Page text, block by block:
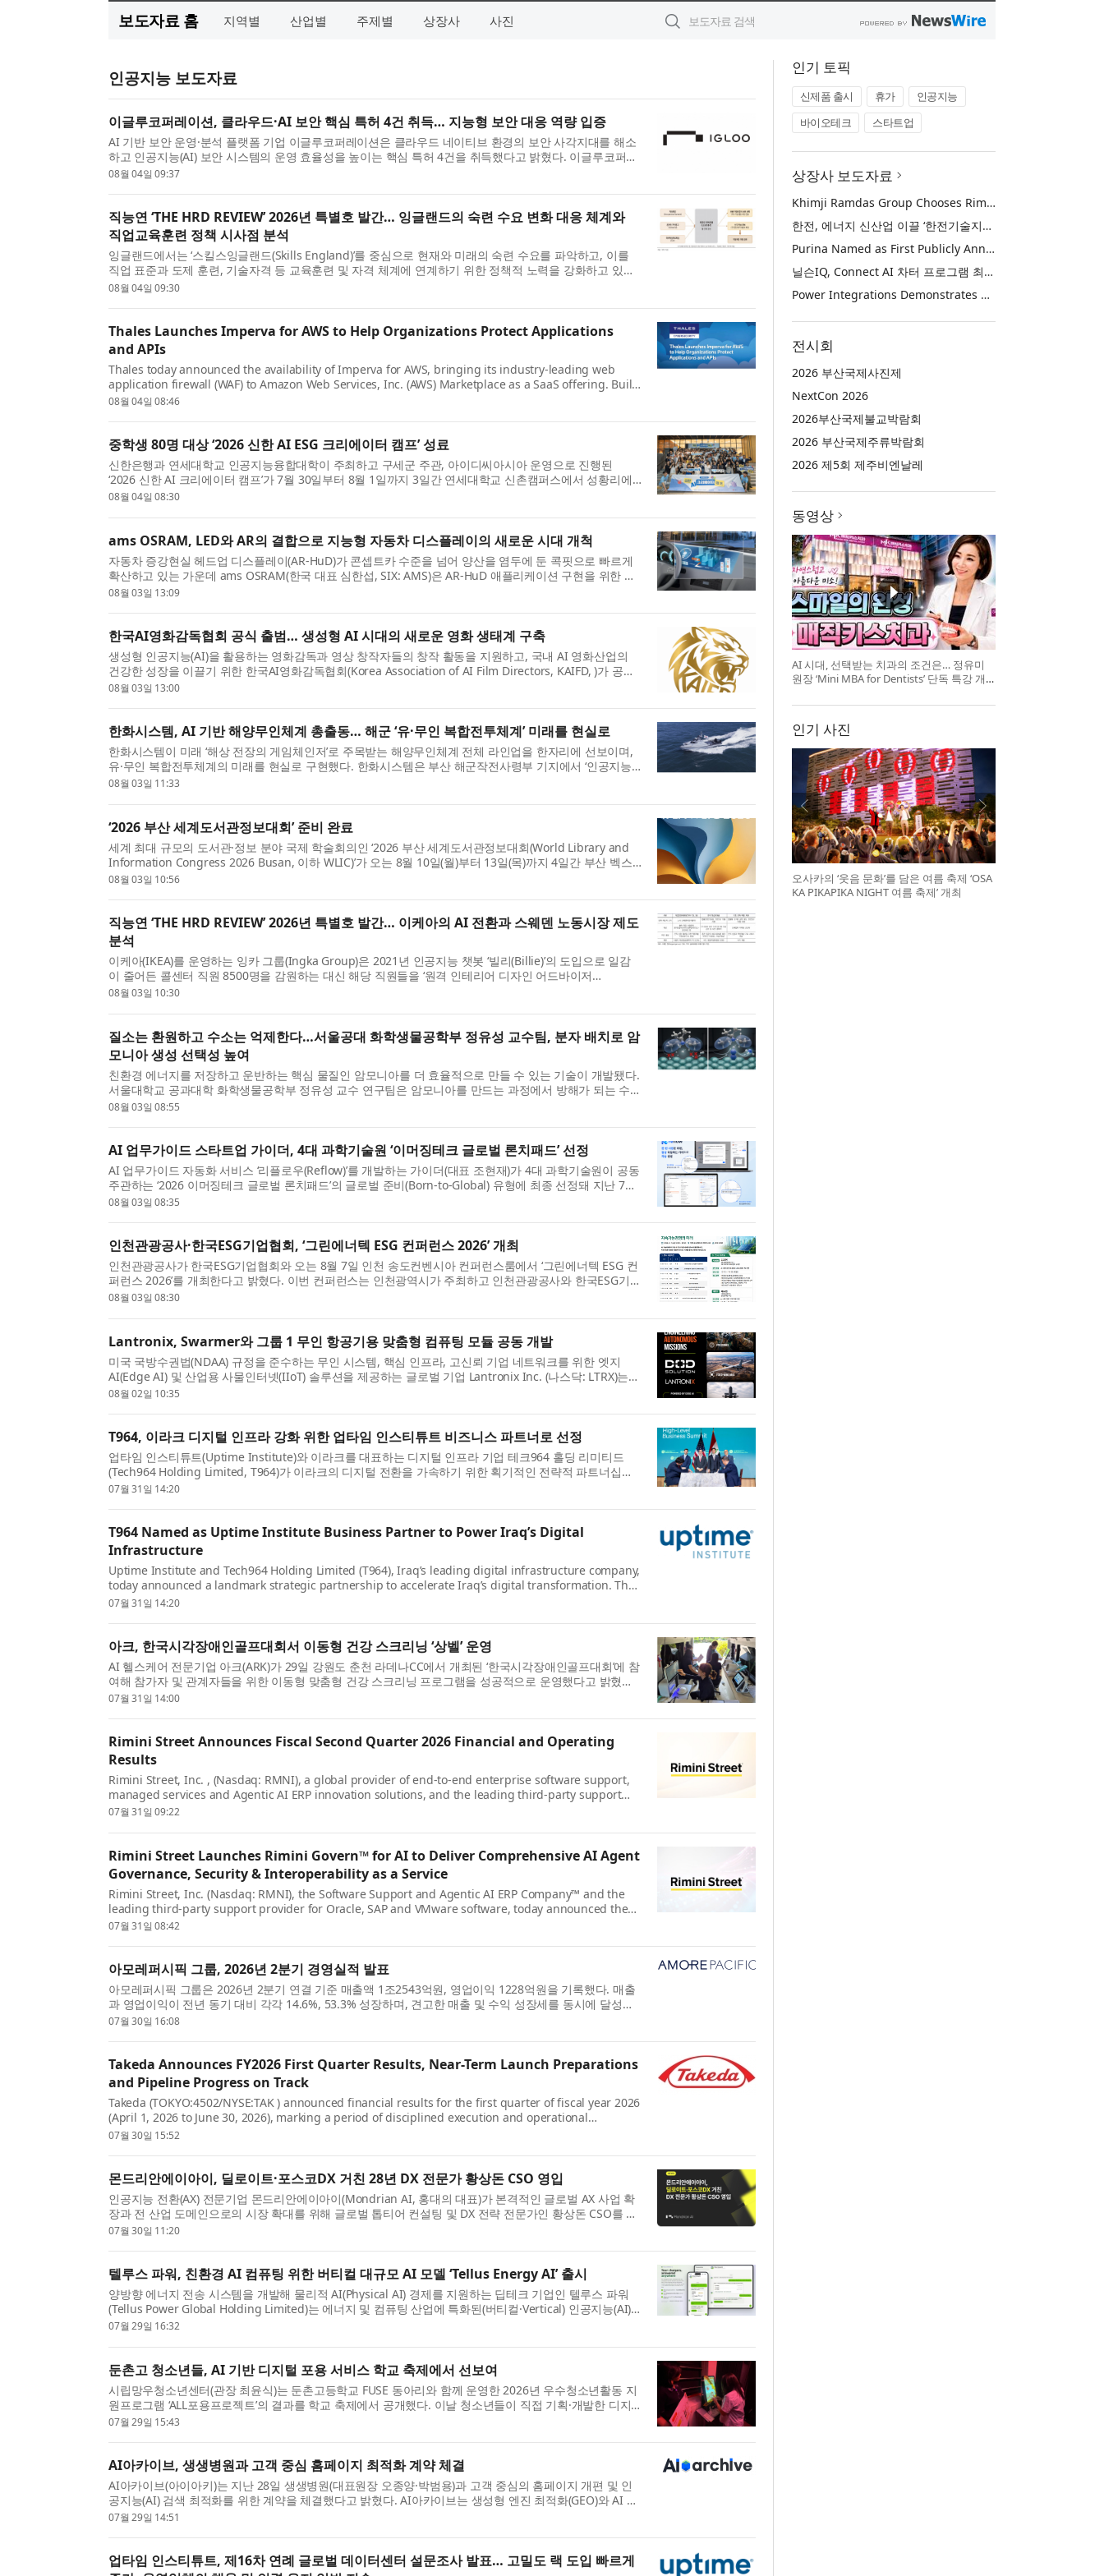
보도자료 홈 지역별 산업별 주제별 상장사 사진
인공지능 보도자료
이글루코퍼레이션, 클라우드·AI 보안 핵심 특허 4건 취득… 지능형 보안 대응 역량 입증
AI 기반 보안 운영·분석 플랫폼 기업 이글루코퍼레이션은 클라우드 네이티브 환경의 보안 사각지대를 해소
하고 인공지능(AI) 보안 시스템의 운영 효율성을 높이는 핵심 특허 4건을 취득했다고 밝혔다. 이글루코퍼레
이션은 이번에 확보한 특허 기술을 바탕으로 지능형...
08월 04일 09:37
직능연 ‘THE HRD REVIEW’ 2026년 특별호 발간… 잉글랜드의 숙련 수요 변화 대응 체계와
직업교육훈련 정책 시사점 분석
잉글랜드에서는 ‘스킬스잉글랜드(Skills England)’를 중심으로 현재와 미래의 숙련 수요를 파악하고, 이를
직업 표준과 도제 훈련, 기술자격 등 교육훈련 및 자격 체계에 연계하기 위한 정책적 노력을 강화하고 있다.
인공지능(AI)과 신기술의 확산으로 국가직무능력...
08월 04일 09:30
Thales Launches Imperva for AWS to Help Organizations Protect Applications
and APIs
Thales today announced the availability of Imperva for AWS, bringing its industry-leading web
application firewall (WAF) to Amazon Web Services, Inc. (AWS) Marketplace as a SaaS offering. Built
on key AWS services, Imperva for AWS helps organizati...
08월 04일 08:46
중학생 80명 대상 ‘2026 신한 AI ESG 크리에이터 캠프’ 성료
신한은행과 연세대학교 인공지능융합대학이 주최하고 구세군 주관, 아이디씨아시아 운영으로 진행된
‘2026 신한 AI 크리에이터 캠프’가 7월 30일부터 8월 1일까지 3일간 연세대학교 신촌캠퍼스에서 성황리에
마무리됐다. 이번 캠프에는 디지털 교육 기회가 부족한 중...
08월 04일 08:30
ams OSRAM, LED와 AR의 결합으로 지능형 자동차 디스플레이의 새로운 시대 개척
자동차 증강현실 헤드업 디스플레이(AR-HuD)가 콘셉트카 수준을 넘어 양산을 염두에 둔 콕핏으로 빠르게
확산하고 있는 가운데 ams OSRAM(한국 대표 심한섭, SIX: AMS)은 AR-HuD 애플리케이션 구현을 위한 프
로젝션 등급 RGB LED 광원 ‘OSRAM OSTAR™ Projection Comp...
08월 03일 13:09
한국AI영화감독협회 공식 출범… 생성형 AI 시대의 새로운 영화 생태계 구축
생성형 인공지능(AI)을 활용하는 영화감독과 영상 창작자들의 창작 활동을 지원하고, 국내 AI 영화산업의
건강한 성장을 이끌기 위한 한국AI영화감독협회(Korea Association of AI Film Directors, KAIFD, )가 공식
출범했다. 한국AI영화감독협회는 지난 7월 15일 서...
08월 03일 13:00
한화시스템, AI 기반 해양무인체계 총출동… 해군 ‘유·무인 복합전투체계’ 미래를 현실로
한화시스템이 미래 ‘해상 전장의 게임체인저’로 주목받는 해양무인체계 전체 라인업을 한자리에 선보이며,
유·무인 복합전투체계의 미래를 현실로 구현했다. 한화시스템은 부산 해군작전사령부 기지에서 ‘인공지능
(AI) 기반 유·무인 복합 전투체계 대(對)기뢰전’ 시...
08월 03일 11:33
‘2026 부산 세계도서관정보대회’ 준비 완료
세계 최대 규모의 도서관·정보 분야 국제 학술회의인 ‘2026 부산 세계도서관정보대회(World Library and
Information Congress 2026 Busan, 이하 WLIC)’가 오는 8월 10일(월)부터 13일(목)까지 4일간 부산 벡스
코(BEXCO)에서 개최된다. 국제도서관협회연맹(IFLA)이 ...
08월 03일 10:56
직능연 ‘THE HRD REVIEW’ 2026년 특별호 발간… 이케아의 AI 전환과 스웨덴 노동시장 제도
분석
이케아(IKEA)를 운영하는 잉카 그룹(Ingka Group)은 2021년 인공지능 챗봇 ‘빌리(Billie)’의 도입으로 일감
이 줄어든 콜센터 직원 8500명을 감원하는 대신 해당 직원들을 ‘원격 인테리어 디자인 어드바이저
(advisor)’로 재훈련하고 신규 서비스를 개시했다. 그 결과,...
08월 03일 10:30
질소는 환원하고 수소는 억제한다…서울공대 화학생물공학부 정유성 교수팀, 분자 배치로 암
모니아 생성 선택성 높여
친환경 에너지를 저장하고 운반하는 핵심 물질인 암모니아를 더 효율적으로 만들 수 있는 기술이 개발됐다.
서울대학교 공과대학 화학생물공학부 정유성 교수 연구팀은 암모니아를 만드는 과정에서 방해가 되는 수
소 발생 반응은 억제하고, 암모니아를 만드는 질소 ...
08월 03일 08:55
AI 업무가이드 스타트업 가이더, 4대 과학기술원 ‘이머징테크 글로벌 론치패드’ 선정
AI 업무가이드 자동화 서비스 ‘리플로우(Reflow)’를 개발하는 가이더(대표 조현재)가 4대 과학기술원이 공동
주관하는 ‘2026 이머징테크 글로벌 론치패드’의 글로벌 준비(Born-to-Global) 유형에 최종 선정돼 지난 7월
23일 협약을 체결했다고 밝혔다. 가이더는 글로...
08월 03일 08:35
인천관광공사·한국ESG기업협회, ‘그린에너텍 ESG 컨퍼런스 2026’ 개최
인천관광공사가 한국ESG기업협회와 오는 8월 7일 인천 송도컨벤시아 컨퍼런스룸에서 ‘그린에너텍 ESG 컨
퍼런스 2026’를 개최한다고 밝혔다. 이번 컨퍼런스는 인천광역시가 주최하고 인천관광공사와 한국ESG기업
협회가 공동 주관하는 국내 대표 탄소중립·신재생에너지...
08월 03일 08:30
Lantronix, Swarmer와 그룹 1 무인 항공기용 맞춤형 컴퓨팅 모듈 공동 개발
미국 국방수권법(NDAA) 규정을 준수하는 무인 시스템, 핵심 인프라, 고신뢰 기업 네트워크를 위한 엣지
AI(Edge AI) 및 산업용 사물인터넷(IIoT) 솔루션을 제공하는 글로벌 기업 Lantronix Inc. (나스닥: LTRX)는
2024년 4월 이후 우크라이나에서 10만 회 이상의 실...
08월 02일 10:35
T964, 이라크 디지털 인프라 강화 위한 업타임 인스티튜트 비즈니스 파트너로 선정
업타임 인스티튜트(Uptime Institute)와 이라크를 대표하는 디지털 인프라 기업 테크964 홀딩 리미티드
(Tech964 Holding Limited, T964)가 이라크의 디지털 전환을 가속하기 위한 획기적인 전략적 파트너십을
발표했다. 이번 파트너십은 디지털 인프라 표준 분야의 ...
07월 31일 14:20
T964 Named as Uptime Institute Business Partner to Power Iraq’s Digital
Infrastructure
Uptime Institute and Tech964 Holding Limited (T964), Iraq’s leading digital infrastructure company,
today announced a landmark strategic partnership to accelerate Iraq’s digital transformation. The
partnership combines the world’s leading authorit...
07월 31일 14:20
아크, 한국시각장애인골프대회서 이동형 건강 스크리닝 ‘상벨’ 운영
AI 헬스케어 전문기업 아크(ARK)가 29일 강원도 춘천 라데나CC에서 개최된 ‘한국시각장애인골프대회’에 참
여해 참가자 및 관계자들을 위한 이동형 맞춤형 건강 스크리닝 프로그램을 성공적으로 운영했다고 밝혔다.
이번 대회는 시각장애인 골프선수와 동반 서포터 약...
07월 31일 14:00
Rimini Street Announces Fiscal Second Quarter 2026 Financial and Operating
Results
Rimini Street, Inc. , (Nasdaq: RMNI), a global provider of end-to-end enterprise software support,
managed services and Agentic AI ERP innovation solutions, and the leading third-party support
provider for Oracle, SAP and VMware software, today an...
07월 31일 09:22
Rimini Street Launches Rimini Govern™ for AI to Deliver Comprehensive AI Agent
Governance, Security & Interoperability as a Service
Rimini Street, Inc. (Nasdaq: RMNI), the Software Support and Agentic AI ERP Company™ and the
leading third-party support provider for Oracle, SAP and VMware software, today announced the
immediate availability of Rimini Govern™ for AI, the newest ...
07월 31일 08:42
아모레퍼시픽 그룹, 2026년 2분기 경영실적 발표
아모레퍼시픽 그룹은 2026년 2분기 연결 기준 매출액 1조2543억원, 영업이익 1228억원을 기록했다. 매출
과 영업이익이 전년 동기 대비 각각 14.6%, 53.3% 성장하며, 견고한 매출 및 수익 성장세를 동시에 달성했
다. 국내 사업은 럭셔리, 더마, 헤어케어 등 전 카테고...
07월 30일 16:08
Takeda Announces FY2026 First Quarter Results, Near-Term Launch Preparations
and Pipeline Progress on Track
Takeda (TOKYO:4502/NYSE:TAK ) announced financial results for the first quarter of fiscal year 2026
(April 1, 2026 to June 30, 2026), marking a period of disciplined execution and operational
momentum. Takeda leveraged the resilient performance of...
07월 30일 15:52
몬드리안에이아이, 딜로이트·포스코DX 거친 28년 DX 전문가 황상돈 CSO 영입
인공지능 전환(AX) 전문기업 몬드리안에이아이(Mondrian AI, 홍대의 대표)가 본격적인 글로벌 AX 사업 확
장과 전 산업 도메인으로의 시장 확대를 위해 글로벌 톱티어 컨설팅 및 DX 전략 전문가인 황상돈 CSO를 전
격 영입했다고 30일 밝혔다. 이번에 합류한 황상돈 CS...
07월 30일 11:20
텔루스 파워, 친환경 AI 컴퓨팅 위한 버티컬 대규모 AI 모델 ‘Tellus Energy AI’ 출시
양방향 에너지 전송 시스템을 개발해 물리적 AI(Physical AI) 경제를 지원하는 딥테크 기업인 텔루스 파워
(Tellus Power Global Holding Limited)는 에너지 및 컴퓨팅 산업에 특화된(버티컬·Vertical) 인공지능(AI)
모델인 ‘Tellus Energy AI’를 출시했다고 발표했다...
07월 29일 16:32
둔촌고 청소년들, AI 기반 디지털 포용 서비스 학교 축제에서 선보여
시립망우청소년센터(관장 최윤식)는 둔촌고등학교 FUSE 동아리와 함께 운영한 2026년 우수청소년활동 지
원프로그램 ‘ALL포용프로젝트’의 결과를 학교 축제에서 공개했다. 이날 청소년들이 직접 기획·개발한 디지
털 포용 서비스를 체험할 수 있는 부스를 운영해 축제 ...
07월 29일 15:43
AI아카이브, 생생병원과 고객 중심 홈페이지 최적화 계약 체결
AI아카이브(아이아키)는 지난 28일 생생병원(대표원장 오종양·박범용)과 고객 중심의 홈페이지 개편 및 인
공지능(AI) 검색 최적화를 위한 계약을 체결했다고 밝혔다. AI아카이브는 생성형 엔진 최적화(GEO)와 AI 답
변 최적화(AEO)를 전문으로 하는 기업이다. 아인병...
07월 29일 14:51
업타임 인스티튜트, 제16차 연례 글로벌 데이터센터 설문조사 발표… 고밀도 랙 도입 빠르게
인기 토픽
신제품 출시 휴가
인공지능
바이오테크
스타트업
상장사 보도자료
Khimji Ramdas Group Chooses Rimini Street to Reduce SAP Support Costs, Protect 700+ Customizations and Reinvest Savings in Innovation
한전, 에너지 신산업 이끌 ‘한전기술지주’ 공식 출범
Purina Named as First Publicly Announced NIQ ConnectAI Charter Client
닐슨IQ, Connect AI 차터 프로그램 최초 고객사 ‘퓨리나’ 선정
Power Integrations Demonstrates World’s First 2200 V GaN Technology for Next-Era High-Voltage Power Systems
전시회
2026 부산국제사진제
NextCon 2026
2026부산국제불교박람회
2026 부산국제주류박람회
2026 제5회 제주비엔날레
동영상
AI 시대, 선택받는 치과의 조건은… 정유미
원장 ‘Mini MBA for Dentists’ 단독 특강 개
인기 사진
오사카의 ‘웃음 문화’를 담은 여름 축제 ‘OSA
KA PIKAPIKA NIGHT 여름 축제’ 개최